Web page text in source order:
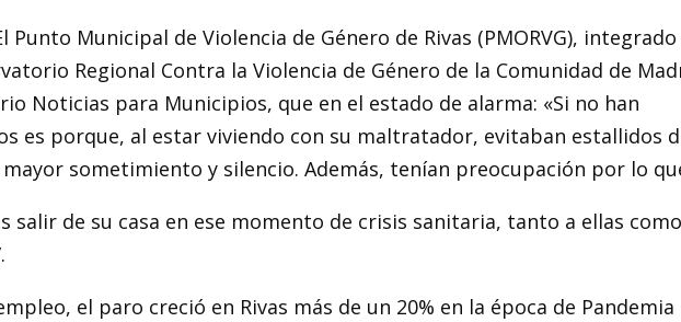
Punto Municipal de Violencia de Género de Rivas (PMORVG),
Regional Contra la Violencia de Género de la Comunidad de
Noticias para Municipios, que en el estado de alarma: «Si no han
es porque, al estar viviendo con su maltratador, evitaban estallidos
sometimiento y silencio. Además, tenían preocupación por lo
salir de su casa en ese momento de crisis sanitaria, tanto a ellas
el paro creció en Rivas más de un 20% en la época de Pandemia